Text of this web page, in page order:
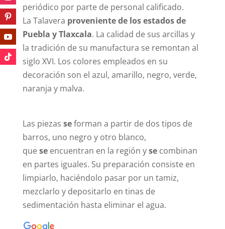
periódico por parte de personal calificado.
La Talavera proveniente de los estados de
Puebla y Tlaxcala. La calidad de sus arcillas y
la tradición de su manufactura se remontan al
siglo XVI. Los colores empleados en su
decoración son el azul, amarillo, negro, verde,
naranja y malva.
Las piezas seforman a partir de dos tipos de
barros, uno negro y otro blanco,
queseencuentran en la región ysecombinan
en partes iguales. Su preparación consiste en
limpiarlo, haciéndolo pasar por un tamiz,
mezclarlo y depositarlo en tinas de
sedimentación hasta eliminar el agua.